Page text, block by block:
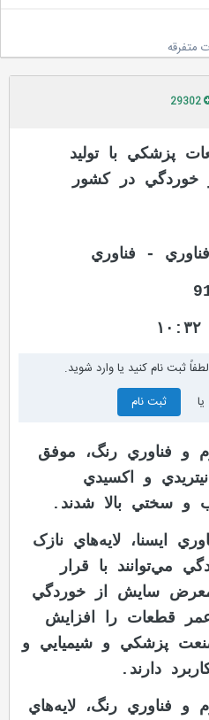
با توليد
خوردگي در كشور
- فناوري
ثبت نام کنید یا وارد شوید.
ثبت نام
و فناوري رنگ، موفق
و اکسيدي
و سختي بالا شدند.
ايسنا، لايه‌هاي نازک
با قرار
سايش از خوردگي
قطعات را افزايش
پزشکي و شيميايي و
دارند.
فناوري رنگ، لايه‌هاي